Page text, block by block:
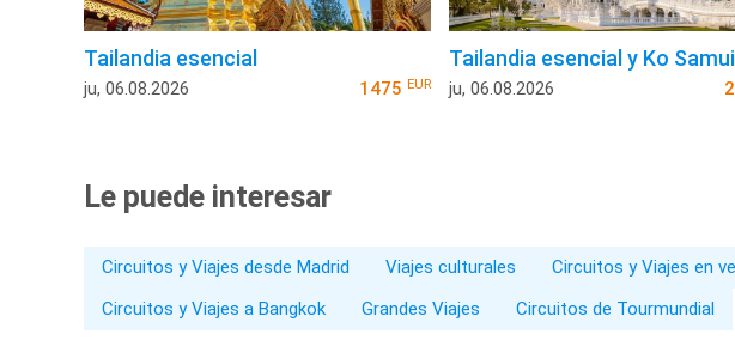
Tailandia esencial
ju, 06.08.2026 1475 EUR
Tailandia esencial y Ko Samui
ju, 06.08.2026
Le puede interesar
Circuitos y Viajes desde Madrid Viajes culturales Circuitos y Viajes en
Circuitos y Viajes a Bangkok
Grandes Viajes Circuitos de Tourmundial